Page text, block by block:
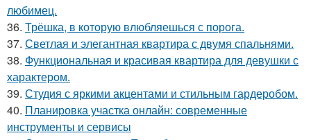
любимец.
36. Трёшка, в которую влюбляешься с порога.
37. Светлая и элегантная квартира с двумя спальнями.
38. Функциональная и красивая квартира для девушки с
характером.
39. Студия с яркими акцентами и стильным гардеробом.
40. Планировка участка онлайн: современные
инструменты и сервисы